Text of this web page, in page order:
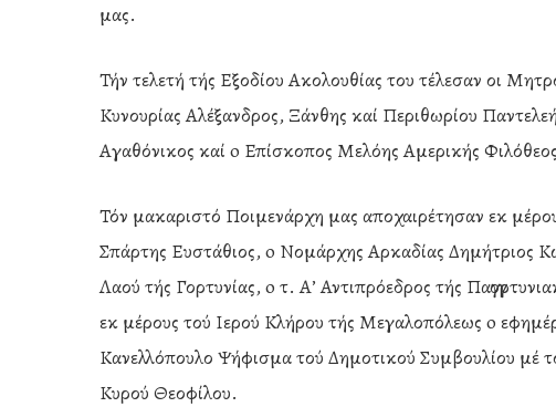
μας.
Τήν τελετή τής Εξοδίου Ακολουθίας του τέλεσαν οι
Κυνουρίας Αλέξανδρος, Ξάνθης καί Περιθωρίου
Αγαθόνικος καί o Επίσκοπος Μελόης Αμερικής
Τόν μακαριστό Ποιμενάρχη μας αποχαιρέτησαν εκ
Σπάρτης Ευστάθιος, o Νομάρχης Αρκαδίας Δημήτριος
Λαού τής Γορτυνίας, o τ. Α’ Αντιπρόεδρος τής
εκ μέρους τού Ιερού Κλήρου τής Μεγαλοπόλεως o
Κανελλόπουλο Ψήφισμα τού Δημοτικού Συμβουλίου μέ
Κυρού Θεοφίλου.